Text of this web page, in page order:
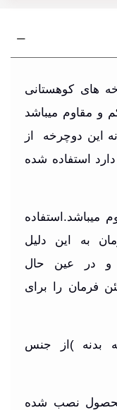
های کوهستانی
و مقاوم میباشد
این دوچرخه از
استفاده شده
میباشد.استفاده
به این دلیل
در عین حال
فرمان را برای
بدنه )از جنس
نصب شده